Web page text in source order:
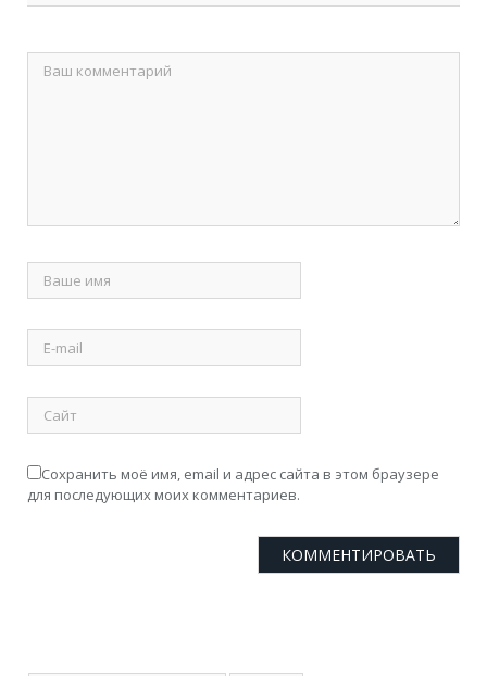
Сохранить моё имя, email и адрес сайта в этом браузере
для последующих моих комментариев.